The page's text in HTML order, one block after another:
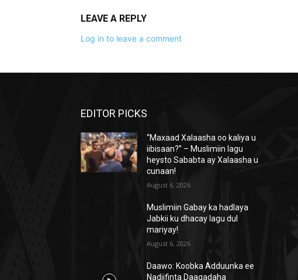
LEAVE A REPLY
Log in to leave a comment
EDITOR PICKS
“Maxaad Xalaasha oo kaliya u
iibisaan?” – Muslimiin lagu
heysto Sababta ay Xalaasha u
cunaan!
August 6, 2026
Muslimiin Gabay ka hadlaya
Jabkii ku dhacay lagu dul
mariyay!
August 6, 2026
Daawo: Koobka Adduunka ee
Nadiifinta Daaqadaha